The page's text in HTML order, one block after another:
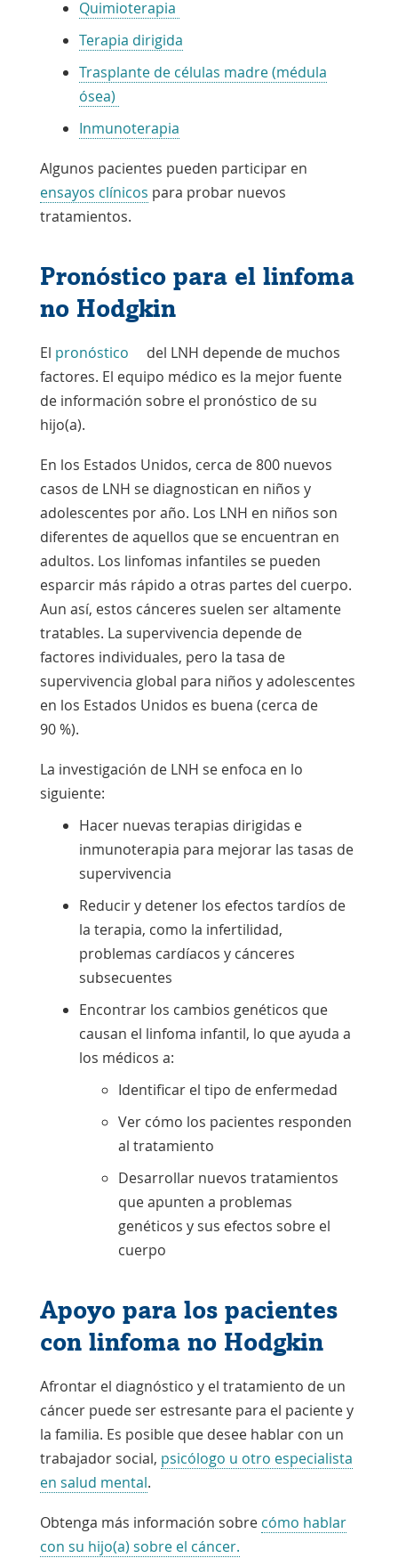
Quimioterapia
Terapia dirigida
Trasplante de células madre (médula
ósea)
Inmunoterapia
Algunos pacientes pueden participar en
ensayos clínicos para probar nuevos
tratamientos.
Pronóstico para el linfoma
no Hodgkin
El pronóstico
del LNH depende de muchos
factores. El equipo médico es la mejor fuente
de información sobre el pronóstico de su
hijo(a).
En los Estados Unidos, cerca de 800 nuevos
casos de LNH se diagnostican en niños y
adolescentes por año. Los LNH en niños son
diferentes de aquellos que se encuentran en
adultos. Los linfomas infantiles se pueden
esparcir más rápido a otras partes del cuerpo.
Aun así, estos cánceres suelen ser altamente
tratables. La supervivencia depende de
factores individuales, pero la tasa de
supervivencia global para niños y adolescentes
en los Estados Unidos es buena (cerca de
90 %).
La investigación de LNH se enfoca en lo
siguiente:
Hacer nuevas terapias dirigidas e
inmunoterapia para mejorar las tasas de
supervivencia
Reducir y detener los efectos tardíos de
la terapia, como la infertilidad,
problemas cardíacos y cánceres
subsecuentes
Encontrar los cambios genéticos que
causan el linfoma infantil, lo que ayuda a
los médicos a:
Identificar el tipo de enfermedad
Ver cómo los pacientes responden
al tratamiento
Desarrollar nuevos tratamientos
que apunten a problemas
genéticos y sus efectos sobre el
cuerpo
Apoyo para los pacientes
con linfoma no Hodgkin
Afrontar el diagnóstico y el tratamiento de un
cáncer puede ser estresante para el paciente y
la familia. Es posible que desee hablar con un
trabajador social, psicólogo u otro especialista
en salud mental.
Obtenga más información sobre cómo hablar
con su hijo(a) sobre el cáncer.